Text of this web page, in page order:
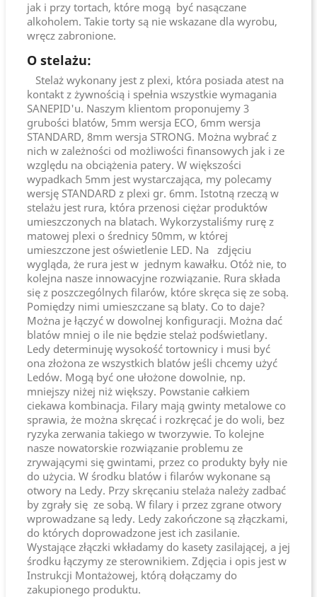
jak i przy tortach, które mogą być nasączane
alkoholem. Takie torty są nie wskazane dla wyrobu,
wręcz zabronione.
O stelażu:
Stelaż wykonany jest z plexi, która posiada atest na
kontakt z żywnością i spełnia wszystkie wymagania
SANEPID'u. Naszym klientom proponujemy 3
grubości blatów, 5mm wersja ECO, 6mm wersja
STANDARD, 8mm wersja STRONG. Można wybrać z
nich w zależności od możliwości finansowych jak i ze
względu na obciążenia patery. W większości
wypadkach 5mm jest wystarczająca, my polecamy
wersję STANDARD z plexi gr. 6mm. Istotną rzeczą w
stelażu jest rura, która przenosi ciężar produktów
umieszczonych na blatach. Wykorzystaliśmy rurę z
matowej plexi o średnicy 50mm, w której
umieszczone jest oświetlenie LED. Na zdjęciu
wygląda, że rura jest w jednym kawałku. Otóż nie, to
kolejna nasze innowacyjne rozwiązanie. Rura składa
się z poszczególnych filarów, które skręca się ze sobą.
Pomiędzy nimi umieszczane są blaty. Co to daje?
Można je łączyć w dowolnej konfiguracji. Można dać
blatów mniej o ile nie będzie stelaż podświetlany.
Ledy determinuję wysokość tortownicy i musi być
ona złożona ze wszystkich blatów jeśli chcemy użyć
Ledów. Mogą być one ułożone dowolnie, np.
mniejszy niżej niż większy. Powstanie całkiem
ciekawa kombinacja. Filary mają gwinty metalowe co
sprawia, że można skręcać i rozkręcać je do woli, bez
ryzyka zerwania takiego w tworzywie. To kolejne
nasze nowatorskie rozwiązanie problemu ze
zrywającymi się gwintami, przez co produkty były nie
do użycia. W środku blatów i filarów wykonane są
otwory na Ledy. Przy skręcaniu stelaża należy zadbać
by zgrały się ze sobą. W filary i przez zgrane otwory
wprowadzane są ledy. Ledy zakończone są złączkami,
do których doprowadzone jest ich zasilanie.
Wystające złączki wkładamy do kasety zasilającej, a jej
środku łączymy ze sterownikiem. Zdjęcia i opis jest w
Instrukcji Montażowej, którą dołączamy do
zakupionego produktu.